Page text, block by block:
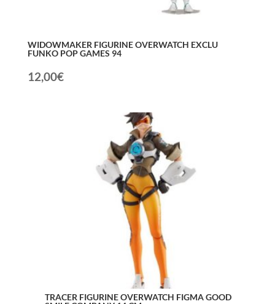
WIDOWMAKER FIGURINE OVERWATCH EXCLU
FUNKO POP GAMES 94
12,00€
TRACER FIGURINE OVERWATCH FIGMA GOOD